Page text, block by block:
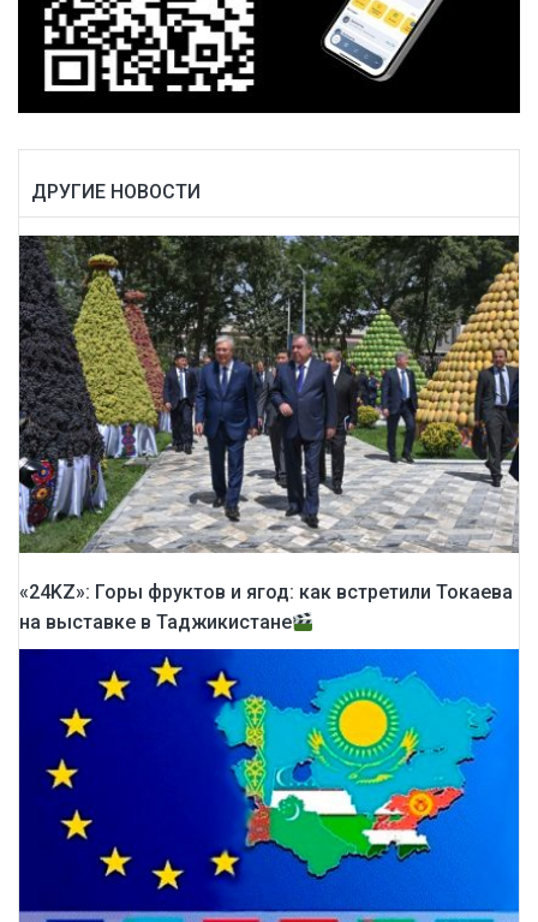
ДРУГИЕ НОВОСТИ
«24KZ»: Горы фруктов и ягод: как встретили Токаева
на выставке в Таджикистане